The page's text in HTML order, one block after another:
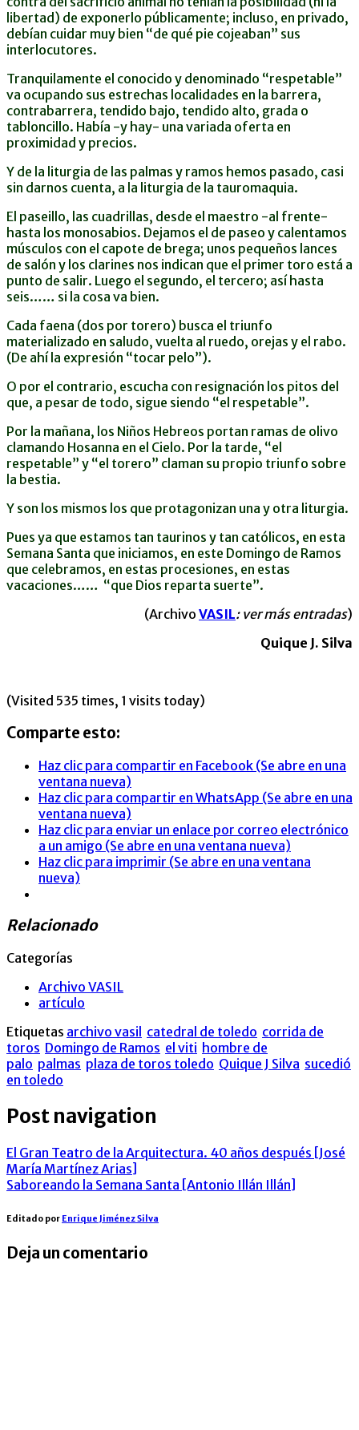
libertad) de exponerlo públicamente; incluso, en privado,
debían cuidar muy bien “de qué pie cojeaban” sus
interlocutores.
Tranquilamente el conocido y denominado “respetable”
va ocupando sus estrechas localidades en la barrera,
contrabarrera, tendido bajo, tendido alto, grada o
tabloncillo. Había -y hay- una variada oferta en
proximidad y precios.
Y de la liturgia de las palmas y ramos hemos pasado, casi
sin darnos cuenta, a la liturgia de la tauromaquia.
El paseillo, las cuadrillas, desde el maestro -al frente-
hasta los monosabios. Dejamos el de paseo y calentamos
músculos con el capote de brega; unos pequeños lances
de salón y los clarines nos indican que el primer toro está a
punto de salir. Luego el segundo, el tercero; así hasta
seis…… si la cosa va bien.
Cada faena (dos por torero) busca el triunfo
materializado en saludo, vuelta al ruedo, orejas y el rabo.
(De ahí la expresión “tocar pelo”).
O por el contrario, escucha con resignación los pitos del
que, a pesar de todo, sigue siendo “el respetable”.
Por la mañana, los Niños Hebreos portan ramas de olivo
clamando Hosanna en el Cielo. Por la tarde, “el
respetable” y “el torero” claman su propio triunfo sobre
la bestia.
Y son los mismos los que protagonizan una y otra liturgia.
Pues ya que estamos tan taurinos y tan católicos, en esta
Semana Santa que iniciamos, en este Domingo de Ramos
que celebramos, en estas procesiones, en estas
vacaciones…… “que Dios reparta suerte”.
(Archivo VASIL: ver más entradas)
Quique J. Silva
(Visited 535 times, 1 visits today)
Comparte esto:
Haz clic para compartir en Facebook (Se abre en una
ventana nueva)
Haz clic para compartir en WhatsApp (Se abre en una
ventana nueva)
Haz clic para enviar un enlace por correo electrónico
a un amigo (Se abre en una ventana nueva)
Haz clic para imprimir (Se abre en una ventana
nueva)
Relacionado
Categorías
Archivo VASIL
artículo
Etiquetas archivo vasil catedral de toledo corrida de
toros Domingo de Ramos el viti hombre de
palo palmas plaza de toros toledo Quique J Silva sucedió
en toledo
Post navigation
El Gran Teatro de la Arquitectura. 40 años después [José
María Martínez Arias]
Saboreando la Semana Santa [Antonio Illán Illán]
Editado por Enrique Jiménez Silva
Deja un comentario